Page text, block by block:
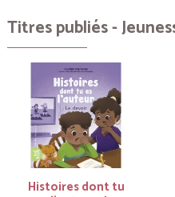
Titres publiés -
Histoires dont tu